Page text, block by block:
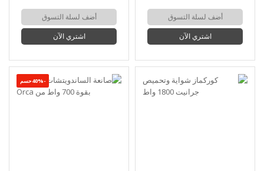
أضف لسلة التسوق
اشتري الآن
أضف لسلة التسوق
اشتري الآن
-40%حسم